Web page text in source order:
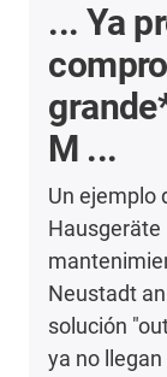
... Ya
M ...
Un ejemplo
Hausgeräte
Neustadt
solución
ya no